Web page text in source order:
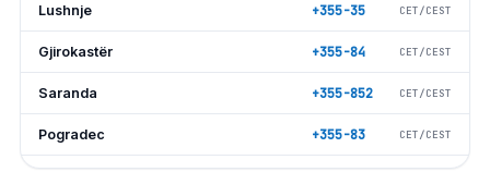
Lushnje +355-35 CET/CEST
Gjirokastër +355-84 CET/CEST
Saranda +355-852 CET/CEST
Pogradec +355-83 CET/CEST